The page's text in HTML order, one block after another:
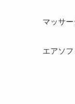
マッサ
エアソ